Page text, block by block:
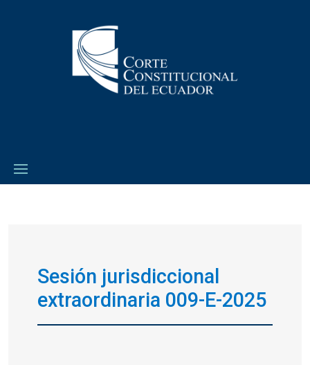
Sesión jurisdiccional
extraordinaria 009-E-2025